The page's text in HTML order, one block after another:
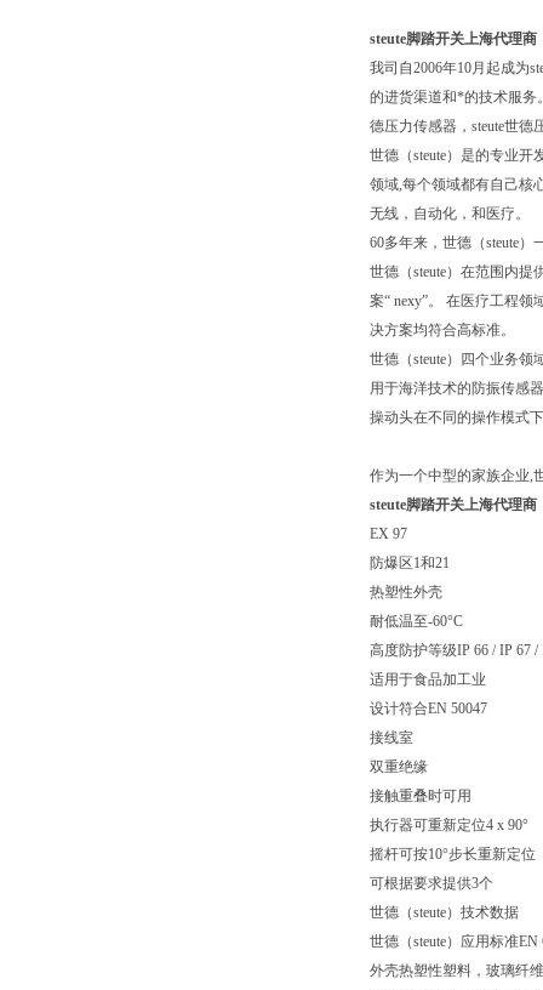
steute脚踏开关上海代理商
我司自2006年10月起成为
的进货渠道和*的技术服务
德压力传感器，steute世德
世德（steute）是的专业
领域,每个领域都有自己核
无线，自动化，和医疗。
60多年来，世德（steute
世德（steute）在范围内
案“ nexy”。 在医疗工程
决方案均符合高标准。
世德（steute）四个业务
用于海洋技术的防振传感
操动头在不同的操作模式
作为一个中型的家族企业,
steute脚踏开关上海代理商
EX 97
防爆区1和21
热塑性外壳
耐低温至-60°C
高度防护等级IP 66 / IP 67 /
适用于食品加工业
设计符合EN 50047
接线室
双重绝缘
接触重叠时可用
执行器可重新定位4 x 90°
摇杆可按10°步长重新定位
可根据要求提供3个
世德（steute）技术数据
世德（steute）应用标准EN
外壳热塑性塑料，玻璃纤